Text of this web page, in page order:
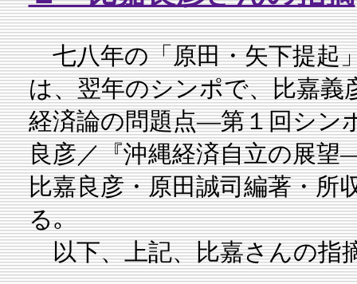
七八年の「原田・矢下提起
は、翌年のシンポで、比嘉義
経済論の問題点―第１回シン
良彦／『沖縄経済自立の展
比嘉良彦・原田誠司編著・所
る｡
以下、上記、比嘉さんの指